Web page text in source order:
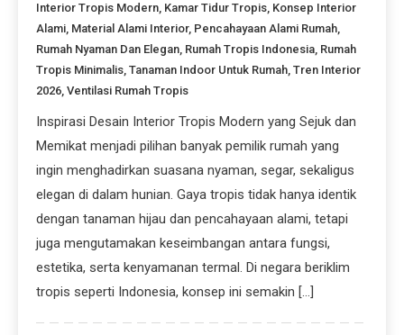
Interior Tropis Modern, Kamar Tidur Tropis, Konsep Interior
Alami, Material Alami Interior, Pencahayaan Alami Rumah,
Rumah Nyaman Dan Elegan, Rumah Tropis Indonesia, Rumah
Tropis Minimalis,Tanaman Indoor Untuk Rumah,Tren Interior
2026,Ventilasi Rumah Tropis
Inspirasi Desain Interior Tropis Modern yang Sejuk dan
Memikat menjadi pilihan banyak pemilik rumah yang
ingin menghadirkan suasana nyaman, segar, sekaligus
elegan di dalam hunian. Gaya tropis tidak hanya identik
dengan tanaman hijau dan pencahayaan alami, tetapi
juga mengutamakan keseimbangan antara fungsi,
estetika, serta kenyamanan termal. Di negara beriklim
tropis seperti Indonesia, konsep ini semakin […]